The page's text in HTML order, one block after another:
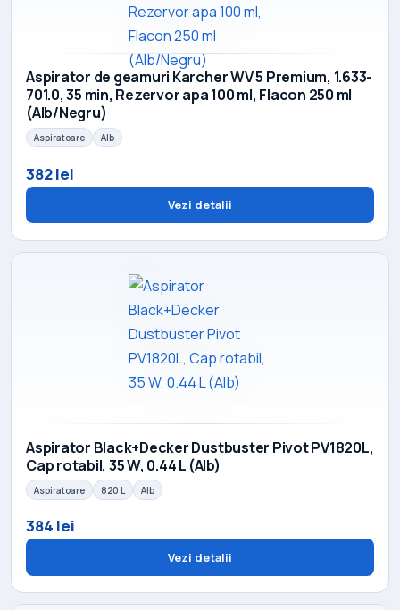
Aspirator de geamuri Karcher WV 5 Premium, 1.633-
701.0, 35 min, Rezervor apa 100 ml, Flacon 250 ml
(Alb/Negru)
Aspiratoare Alb
382 lei
Vezi detalii
Aspirator Black+Decker Dustbuster Pivot PV1820L,
Cap rotabil, 35 W, 0.44 L (Alb)
Aspiratoare 820 L Alb
384 lei
Vezi detalii